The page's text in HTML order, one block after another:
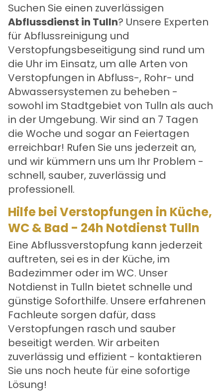
Suchen Sie einen zuverlässigen
Abflussdienst in Tulln? Unsere Experten
für Abflussreinigung und
Verstopfungsbeseitigung sind rund um
die Uhr im Einsatz, um alle Arten von
Verstopfungen in Abfluss-, Rohr- und
Abwassersystemen zu beheben -
sowohl im Stadtgebiet von Tulln als auch
in der Umgebung. Wir sind an 7 Tagen
die Woche und sogar an Feiertagen
erreichbar! Rufen Sie uns jederzeit an,
und wir kümmern uns um Ihr Problem -
schnell, sauber, zuverlässig und
professionell.
Hilfe bei Verstopfungen in Küche,
WC & Bad - 24h Notdienst Tulln
Eine Abflussverstopfung kann jederzeit
auftreten, sei es in der Küche, im
Badezimmer oder im WC. Unser
Notdienst in Tulln bietet schnelle und
günstige Soforthilfe. Unsere erfahrenen
Fachleute sorgen dafür, dass
Verstopfungen rasch und sauber
beseitigt werden. Wir arbeiten
zuverlässig und effizient - kontaktieren
Sie uns noch heute für eine sofortige
Lösung!